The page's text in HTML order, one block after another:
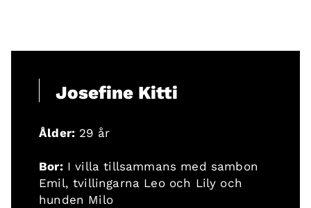
Josefine Kitti
Ålder: 29 år
Bor:I villa tillsammans med sambon
Emil, tvillingarna Leo och Lily och
hunden Milo